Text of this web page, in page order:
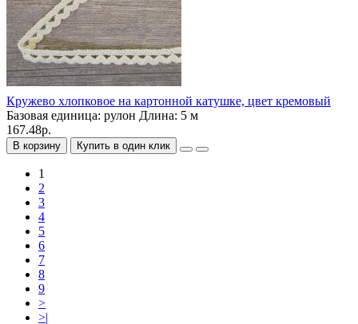
Кружево хлопковое на картонной катушке, цвет кремовый
Базовая единица: рулон Длина: 5 м
167.48р.
В корзину Купить в один клик
1
2
3
4
5
6
7
8
9
>
>|